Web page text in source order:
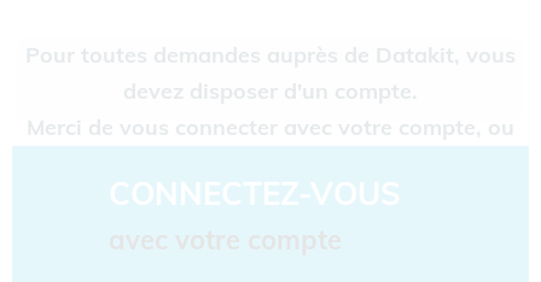
Pour toutes demandes auprès de Datakit, vous
devez disposer d'un compte.
Merci de vous connecter avec votre compte, ou
CONNECTEZ-VOUS